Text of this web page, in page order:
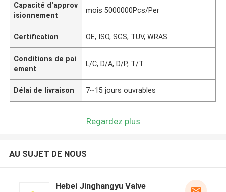
Capacité d'approv
isionnement
mois 5000000Pcs/Per
Certification OE, ISO, SGS, TUV, WRAS
Conditions de pai
ement
L/C, D/A, D/P, T/T
Délai de livraison 7~15 jours ouvrables
Regardez plus
AU SUJET DE NOUS
Hebei Jinghangyu Valve